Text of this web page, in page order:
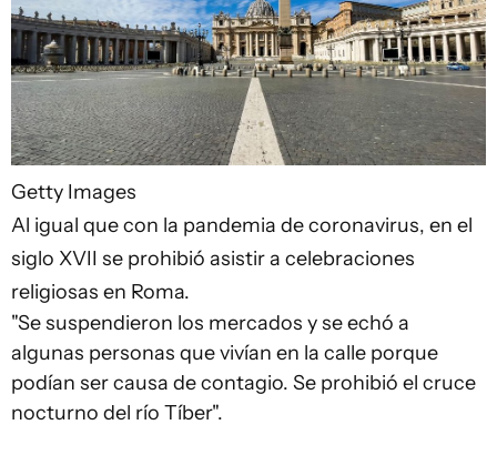
Getty Images
Al igual que con la pandemia de coronavirus, en el
siglo XVII se prohibió asistir a celebraciones
religiosas en Roma.
"Se suspendieron los mercados y se echó a
algunas personas que vivían en la calle porque
podían ser causa de contagio. Se prohibió el cruce
nocturno del río Tíber".